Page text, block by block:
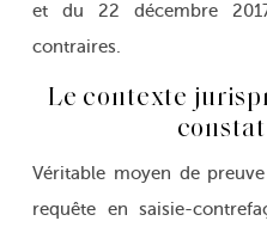
et du 22 décembre
contraires.
Le contexte
constat
Véritable moyen de
requête en saisie-